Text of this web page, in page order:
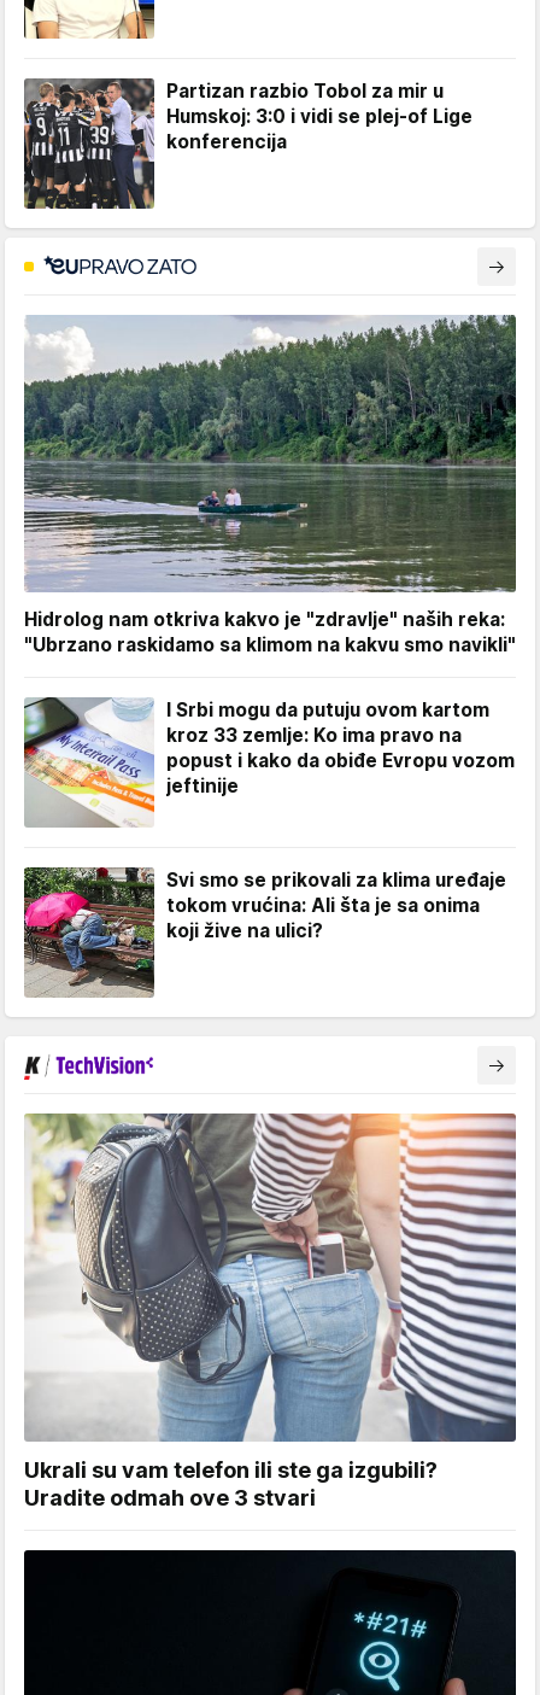
Partizan razbio Tobol za mir u
Humskoj: 3:0 i vidi se plej-of Lige
konferencija
Hidrolog nam otkriva kakvo je "zdravlje" naših reka:
"Ubrzano raskidamo sa klimom na kakvu smo navikli"
I Srbi mogu da putuju ovom kartom
kroz 33 zemlje: Ko ima pravo na
popust i kako da obiđe Evropu vozom
jeftinije
Svi smo se prikovali za klima uređaje
tokom vrućina: Ali šta je sa onima
koji žive na ulici?
Ukrali su vam telefon ili ste ga izgubili?
Uradite odmah ove 3 stvari